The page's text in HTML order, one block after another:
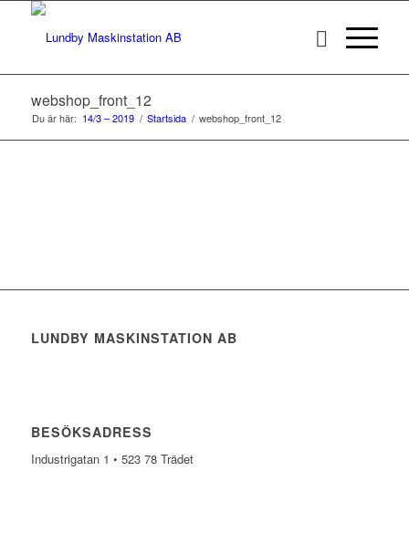
webshop_front_12
Du är här: 14/3 – 2019 / Startsida / webshop_front_12
LUNDBY MASKINSTATION AB
BESÖKSADRESS
Industrigatan 1 • 523 78 Trädet